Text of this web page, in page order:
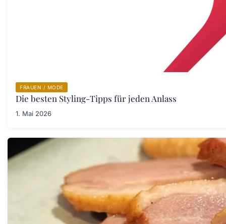
FRAUEN / MODE
Die besten Styling-Tipps für jeden Anlass
1. Mai 2026